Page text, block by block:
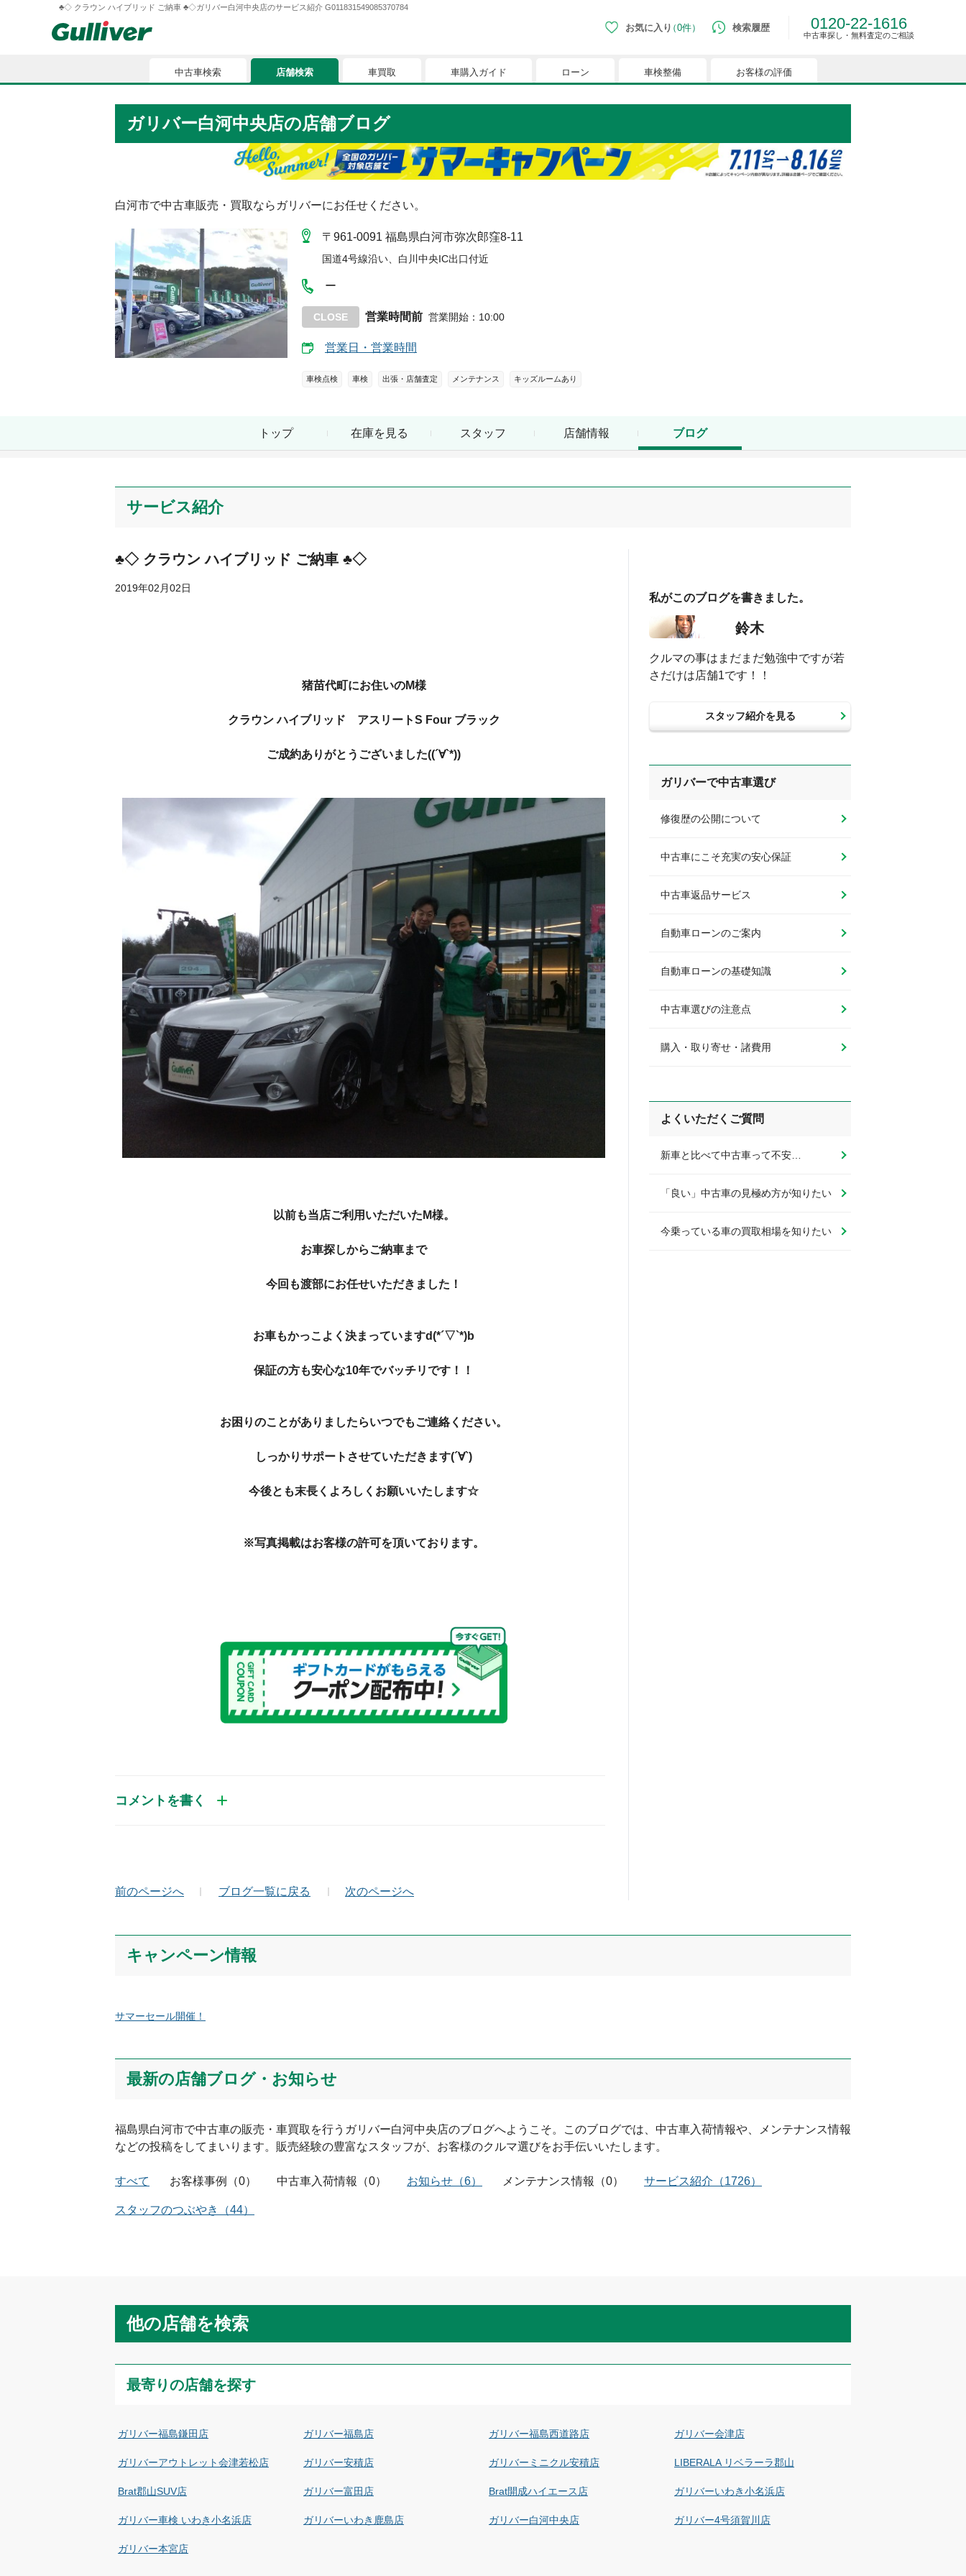
♣◇ クラウン ハイブリッド ご納車 ♣◇ガリバー白河中央店のサービス紹介 G011831549085370784
お気に入り 0件
中古車検索
お客様の評価
現在、お気に入りに登録されているおクルマはございません。
お気に入りに登録すると、あなただけのお気に入りのクルマリストでいつでも簡単に比較ができるようになります。
※「お気に入り」の登録を可能にするためにCookie機能を有効にしてください。
検索履歴 0120-22-1616
中古車探し・無料査定のご相談
中古車検索 店舗検索 車買取 車購入ガイド ローン 車検整備 お客様の評価
ガリバー白河中央店の店舗ブログ
白河市で中古車販売・買取ならガリバーにお任せください。
〒961-0091 福島県白河市弥次郎窪8-11
国道4号線沿い、白川中央IC出口付近
ー
CLOSE 営業時間前 営業開始 ： 10:00
営業日・営業時間
車検点検 車検 出張・店舗査定 メンテナンス キッズルームあり
トップ 在庫を見る スタッフ 店舗情報 ブログ
サービス紹介
♣◇ クラウン ハイブリッド ご納車 ♣◇
2019年02月02日
猪苗代町にお住いのM様
クラウン ハイブリッド アスリートS Four ブラック
ご成約ありがとうございました((´∀`*))
以前も当店ご利用いただいたM様。
お車探しからご納車まで
今回も渡部にお任せいただきました！
お車もかっこよく決まっていますd(*´▽`*)b
保証の方も安心な10年でバッチリです！！
お困りのことがありましたらいつでもご連絡ください。
しっかりサポートさせていただきます(´∀`)
今後とも末長くよろしくお願いいたします☆
※写真掲載はお客様の許可を頂いております。
コメントを書く
Captcha
投稿する
前のページへ ブログ一覧に戻る 次のページへ
私がこのブログを書きました。
鈴木
クルマの事はまだまだ勉強中ですが若
さだけは店舗1です！！
スタッフ紹介を見る
ガリバーで中古車選び
修復歴の公開について
中古車にこそ充実の安心保証
中古車返品サービス
自動車ローンのご案内
自動車ローンの基礎知識
中古車選びの注意点
購入・取り寄せ・諸費用
よくいただくご質問
新車と比べて中古車って不安…
「良い」中古車の見極め方が知りたい
今乗っている車の買取相場を知りたい
キャンペーン情報
サマーセール開催！
最新の店舗ブログ・お知らせ
福島県白河市で中古車の販売・車買取を行う ガリバー白河中央店のブログへようこそ。このブログでは、中古車入荷情報や、メンテナンス情報
などの投稿をしてまいります。販売経験の豊富なスタッフが、お客様のクルマ選びをお手伝いいたします。
すべて お客様事例 （0） 中古車入荷情報 （0） お知らせ （6） メンテナンス情報 （0） サービス紹介 （1726）
スタッフのつぶやき （44）
他の店舗を検索
最寄りの店舗を探す
ガリバー福島鎌田店 ガリバー福島店 ガリバー福島西道路店 ガリバー会津店
ガリバーアウトレット会津若松店 ガリバー安積店 ガリバーミニクル安積店 LIBERALA リベラーラ郡山
Brat郡山SUV店 ガリバー富田店 Brat開成ハイエース店 ガリバーいわき小名浜店
ガリバー車検 いわき小名浜店 ガリバーいわき鹿島店 ガリバー白河中央店 ガリバー4号須賀川店
ガリバー本宮店